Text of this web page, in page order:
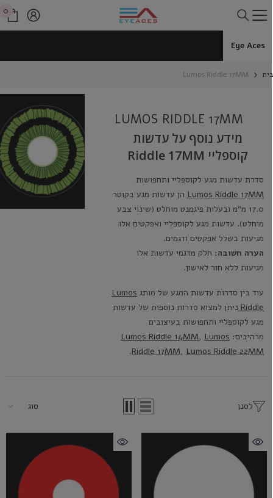
דלג לתוכן 0
0
Eye Aces
Lumos Riddle 17MM
LUMOS RIDDLE 17MM
מידע נוסף על עדשות
קוספליי Riddle 17MM
סדרת עדשות מגע לקוספליי ותחפושות
Lumos Riddle 17MM הן עדשות מגע בקוטר
17.0 מ"מ ובעלות פיגמנט מוחלט (שינוי צבע
מוחלט). עדשות מגע לקוספליי ואפקטים אלו
מגיעות בשלל אפקטים ודגמים.
הערה חשובה:חלק מדגמי עדשות אלו
מגיעות ללא חור לאישון.
עוד בין סדרות עדשות המגע של מותג Lumos
Riddle ניתן למצוא סדרות נוספות של עדשות
מגע לקוספליי ותחפושות בעיצובים
מרהיבים:
Lumos Riddle 14MM, Lumos
Riddle 17MM, Lumos Riddle 22MM
.
לסנן סוג